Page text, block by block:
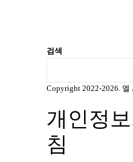
검색
Copyright 2022-2026. 엘
개인정
침